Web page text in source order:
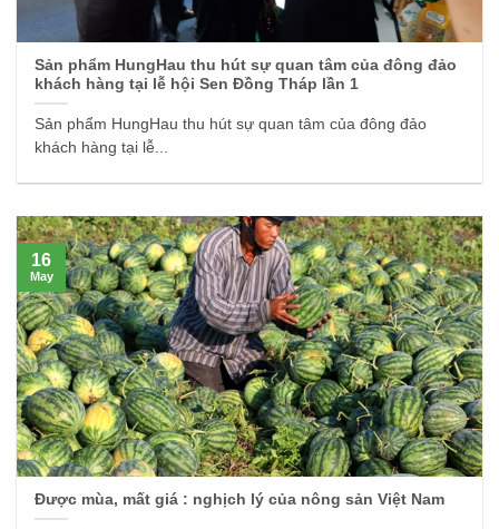
Sản phẩm HungHau thu hút sự quan tâm của đông đảo
khách hàng tại lễ hội Sen Đồng Tháp lần 1
Sản phẩm HungHau thu hút sự quan tâm của đông đảo
khách hàng tại lễ...
Được mùa, mất giá : nghịch lý của nông sản Việt Nam
16
May